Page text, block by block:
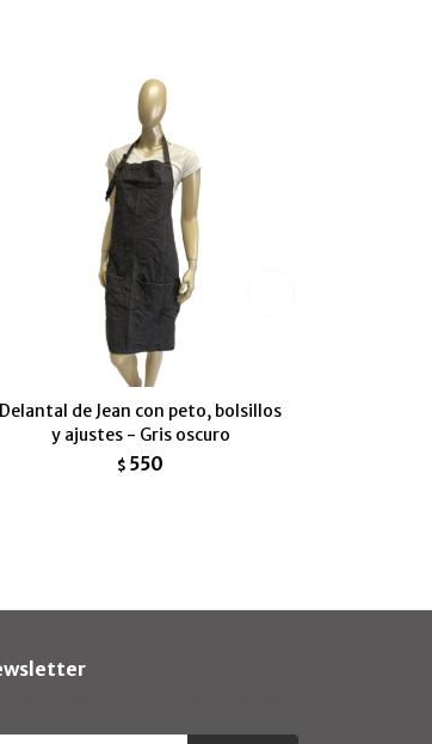
Delantal de Jean con peto, bolsillos
y ajustes - Gris oscuro
$ 550